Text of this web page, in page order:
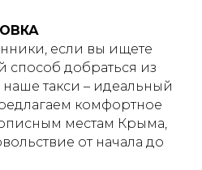
если вы ищете
добраться из
такси – идеальный
комфортное
местам Крыма,
от начала до